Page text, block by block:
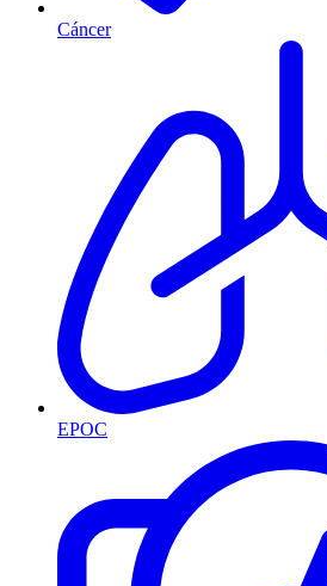
Cáncer
EPOC